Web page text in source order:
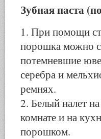
Зубная паста
1. При помощи
порошка можно с
потемневшие
серебра и
ремнях.
2. Белый налет
комнате и на
порошком.